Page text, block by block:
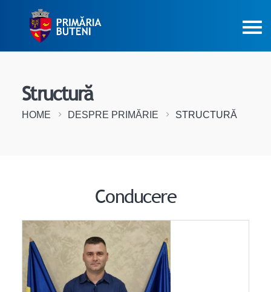
Structură
HOME DESPRE PRIMĂRIE STRUCTURĂ
Conducere